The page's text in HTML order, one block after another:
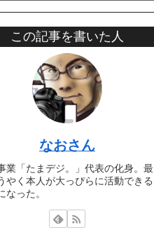
この記事を書いた人
なおさん
業「たまデジ。」代表の化身。最
やく本人が大っぴらに活動できる
なった。